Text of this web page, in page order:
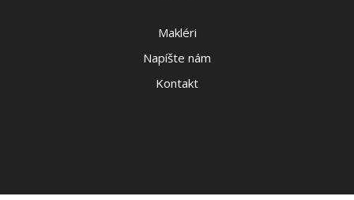
Makléri
Napíšte nám
Kontakt